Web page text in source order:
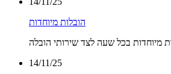
הובלות מיוחדות
מיוחדות בכל שעה לצד שירותי הובלה
14/11/25